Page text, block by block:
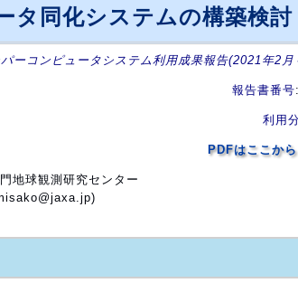
タ同化システムの構築検討
ーコンピュータシステム利用成果報告(2021年2月
報告書番号
利用
PDFはここか
地球観測研究センター